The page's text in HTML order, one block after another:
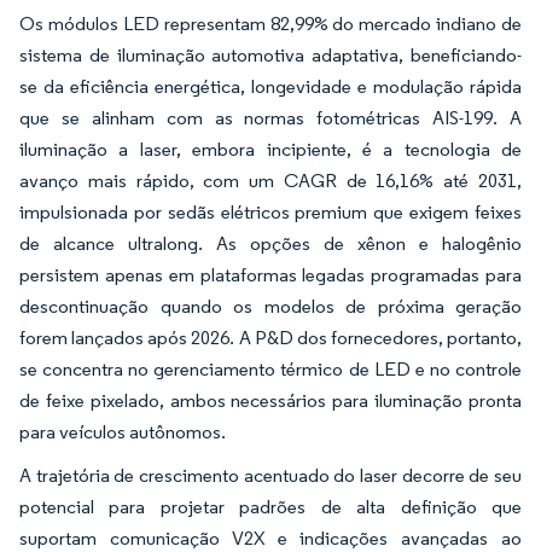
Os módulos LED representam 82,99% do mercado indiano de
sistema de iluminação automotiva adaptativa, beneficiando-
se da eficiência energética, longevidade e modulação rápida
que se alinham com as normas fotométricas AIS-199. A
iluminação a laser, embora incipiente, é a tecnologia de
avanço mais rápido, com um CAGR de 16,16% até 2031,
impulsionada por sedãs elétricos premium que exigem feixes
de alcance ultralong. As opções de xênon e halogênio
persistem apenas em plataformas legadas programadas para
descontinuação quando os modelos de próxima geração
forem lançados após 2026. A P&D dos fornecedores, portanto,
se concentra no gerenciamento térmico de LED e no controle
de feixe pixelado, ambos necessários para iluminação pronta
para veículos autônomos.
A trajetória de crescimento acentuado do laser decorre de seu
potencial para projetar padrões de alta definição que
suportam comunicação V2X e indicações avançadas ao